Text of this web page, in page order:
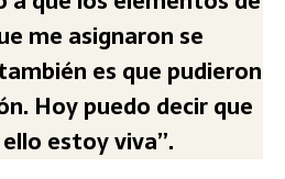
me asignaron se
es que pudieron
Hoy puedo decir que
estoy viva”.